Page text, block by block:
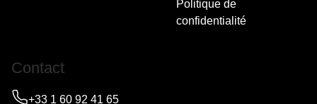
Politique de
confidentialité
Contact
+33 1 60 92 41 65